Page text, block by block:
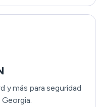
y más para seguridad